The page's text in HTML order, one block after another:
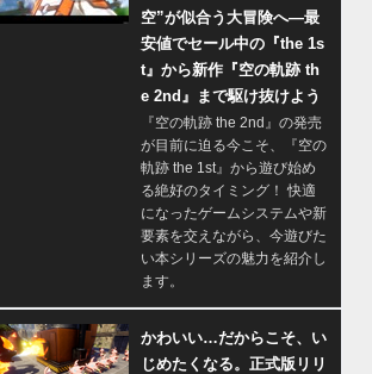
空”が似合う大冒険へ―最
安値でセール中の『the 1s
t』から新作『空の軌跡 th
e 2nd』まで駆け抜けよう
『空の軌跡 the 2nd』の発売
が目前に迫る今こそ、『空の
軌跡 the 1st』から遊び始め
る絶好のタイミング！ 快適
になったゲームシステムや新
要素を交えながら、今遊びた
い本シリーズの魅力を紹介し
ます。
かわいい…だからこそ、い
じめたくなる。正式版リリ